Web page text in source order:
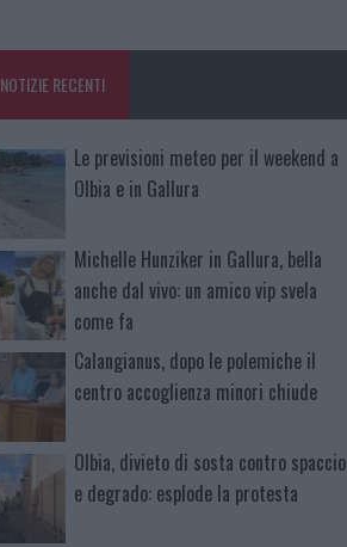
NOTIZIE RECENTI
Le previsioni meteo per il weekend a
Olbia e in Gallura
Michelle Hunziker in Gallura, bella
anche dal vivo: un amico vip svela
come fa
Calangianus, dopo le polemiche il
centro accoglienza minori chiude
Olbia, divieto di sosta contro spaccio
e degrado: esplode la protesta